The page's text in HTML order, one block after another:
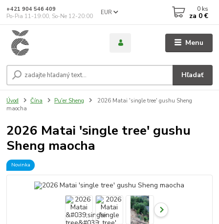
Menu
EUR
Hľadať
+421 904 546 409
Po-Pia 11-19:00, So-Ne 12-20:00
0 ks
za 0 €
Úvod Čína Pu'er Sheng
2026 Matai 'single tree' gushu Sheng
maocha
2026 Matai 'single tree' gushu
Sheng maocha
Novinka